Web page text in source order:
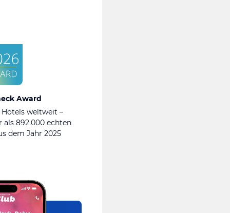
Award
weltweit –
als 892.000 echten
dem Jahr 2025